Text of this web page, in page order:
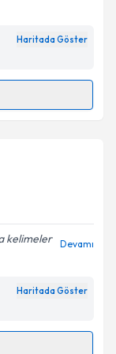
Aydınlatma
belirtilen
Haritada Göster
oluşturun.
bir takvim
Aydınlatma
belirtilen
kelimeler
Devamı
Haritada Göster